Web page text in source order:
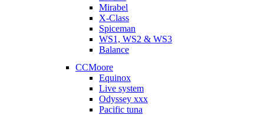
Mirabel
X-Class
Spiceman
WS1, WS2 & WS3
Balance
CCMoore
Equinox
Live system
Odyssey xxx
Pacific tuna